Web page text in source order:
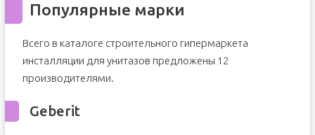
Популярные марки
Всего в каталоге строительного гипермаркета
инсталляции для унитазов предложены 12
производителями.
Geberit